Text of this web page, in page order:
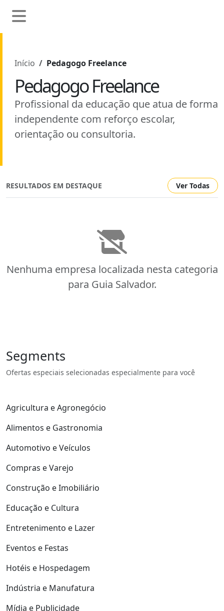
Início Pedagogo Freelance
Pedagogo Freelance
Profissional da educação que atua de forma
independente com reforço escolar,
orientação ou consultoria.
RESULTADOS EM DESTAQUE Ver Todas
Nenhuma empresa localizada nesta categoria
para Guia Salvador.
Segments
Ofertas especiais selecionadas especialmente para você
Agricultura e Agronegócio
Alimentos e Gastronomia
Automotivo e Veículos
Compras e Varejo
Construção e Imobiliário
Educação e Cultura
Entretenimento e Lazer
Eventos e Festas
Hotéis e Hospedagem
Indústria e Manufatura
Mídia e Publicidade